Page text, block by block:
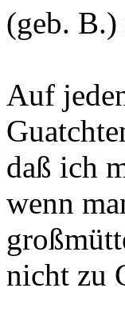
(geb. B.)
Auf
daß ich
wenn
nicht zu